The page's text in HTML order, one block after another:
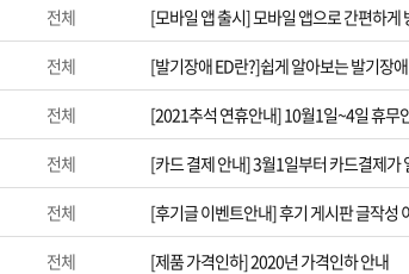
전체 [모바일 앱 출시] 모바일 앱으로 간편하게
전체 [발기장애 ED란?]쉽게 알아보는 발기장애
전체 [2021추석 연휴안내] 10월1일~4일 휴무
전체 [카드 결제 안내] 3월1일부터 카드결제가
전체 [후기글 이벤트안내] 후기 게시판 글작성
전체 [제품 가격인하] 2020년 가격인하 안내